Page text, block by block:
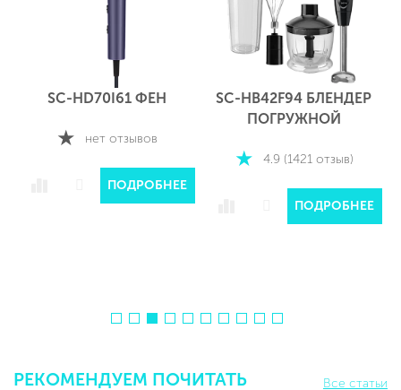
SC-HB42F94 БЛЕНДЕР
ПОДРОБНЕЕ
SC-MG45M23
МЯСОРУБКА
4.9 (497 отзывов)
ПОДРОБНЕЕ
РЕКОМЕНДУЕМ ПОЧИТАТЬ Все статьи